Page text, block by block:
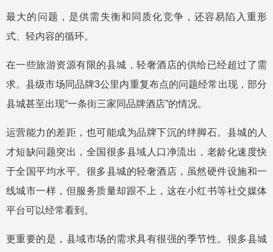
最大的问题，是供需失衡和同质化竞争，还容易陷入重形
式、轻内容的循环。
在一些旅游资源有限的县城，轻奢酒店的供给已经超过了需
求。县级市场同品牌3公里内重复布点的问题经常出现，部分
县城甚至出现“一条街三家同品牌酒店”的情况。
运营能力的差距，也可能成为品牌下沉的绊脚石。县城的人
才短缺问题突出，全国很多县域人口净流出，老龄化速度快
于全国平均水平。很多县城的轻奢酒店，虽然硬件设施和一
线城市一样，但服务质量却跟不上，这在小红书等社交媒体
平台可以经常看到。
更重要的是，县域市场的需求具有很强的季节性。很多县城